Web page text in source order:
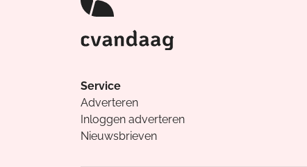
Service
Adverteren
Inloggen adverteren
Nieuwsbrieven